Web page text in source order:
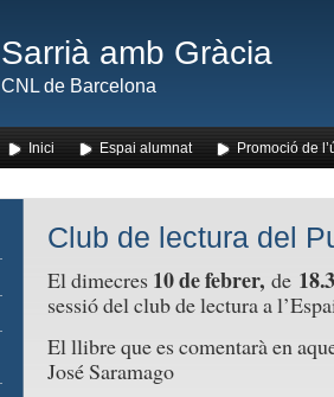
Sarrià amb Gràcia
CNL de Barcelona
Inici Espai alumnat Promoció de
Club de lectura del
El dimecres10 de febrer,de
sessió del club de lectura a
El llibre que es comentarà en
José Saramago